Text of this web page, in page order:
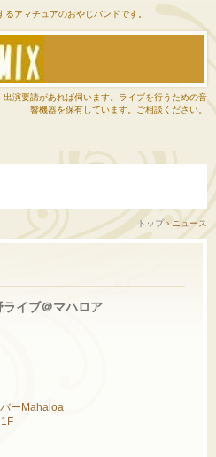
アマチュアのおやじバンドです。
演要請があれば伺います。ライブを行うための音
響機器を保有しています。ご相談ください。
トップ › ニュース
イブ＠マハロア
ーMahaloa